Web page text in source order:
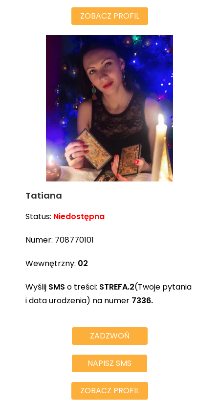
ZOBACZ PROFIL
Tatiana
Status: Niedostępna
Numer: 708770101
Wewnętrzny: 02
Wyślij SMS o treści: STREFA.2(Twoje pytania
i data urodzenia) na numer 7336.
ZADZWOŃ
NAPISZ SMS
ZOBACZ PROFIL